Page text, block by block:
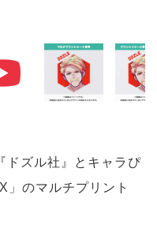
ドズル社』とキャラぴ
」のマルチプリント